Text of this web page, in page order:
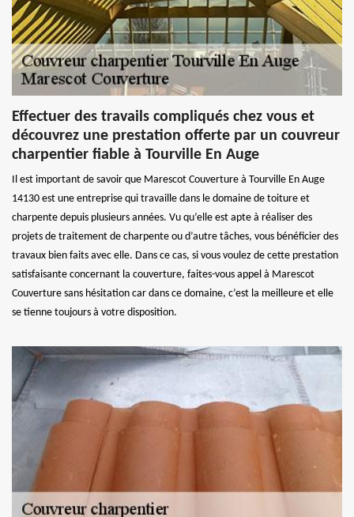
Effectuer des travails compliqués chez vous et
découvrez une prestation offerte par un couvreur
charpentier fiable à Tourville En Auge
Il est important de savoir que Marescot Couverture à Tourville En Auge
14130 est une entreprise qui travaille dans le domaine de toiture et
charpente depuis plusieurs années. Vu qu’elle est apte à réaliser des
projets de traitement de charpente ou d’autre tâches, vous bénéficier des
travaux bien faits avec elle. Dans ce cas, si vous voulez de cette prestation
satisfaisante concernant la couverture, faites-vous appel à Marescot
Couverture sans hésitation car dans ce domaine, c’est la meilleure et elle
se tienne toujours à votre disposition.